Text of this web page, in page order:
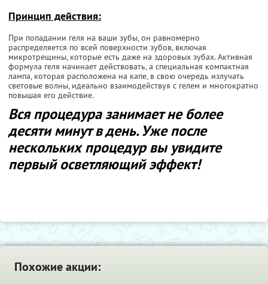
Принцип действия:
При попадании геля на ваши зубы, он равномерно
распределяется по всей поверхности зубов, включая
микротрещины, которые есть даже на здоровых зубах. Активная
формула геля начинает действовать, а специальная компактная
лампа, которая расположена на капе, в свою очередь излучать
световые волны, идеально взаимодействуя с гелем и многократно
повышая его действие.
Вся процедура занимает не более
десяти минут в день. Уже после
нескольких процедур вы увидите
первый осветляющий эффект!
Похожие акции: